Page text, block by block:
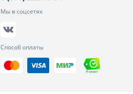
Мы в соцсетях
Способ оплаты